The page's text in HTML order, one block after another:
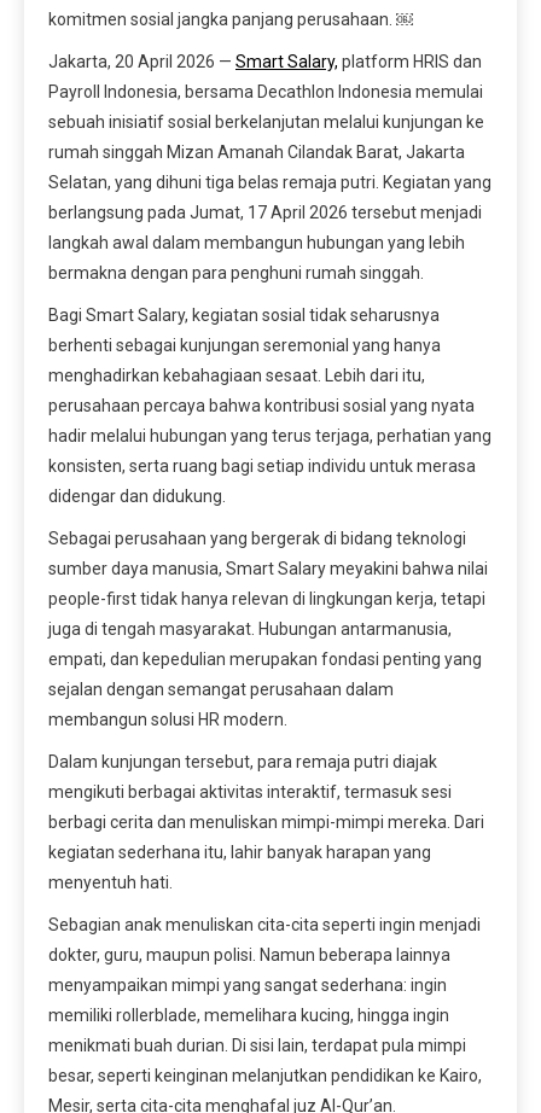
komitmen sosial jangka panjang perusahaan. ￼
Jakarta, 20 April 2026 — Smart Salary, platform HRIS dan
Payroll Indonesia, bersama Decathlon Indonesia memulai
sebuah inisiatif sosial berkelanjutan melalui kunjungan ke
rumah singgah Mizan Amanah Cilandak Barat, Jakarta
Selatan, yang dihuni tiga belas remaja putri. Kegiatan yang
berlangsung pada Jumat, 17 April 2026 tersebut menjadi
langkah awal dalam membangun hubungan yang lebih
bermakna dengan para penghuni rumah singgah.
Bagi Smart Salary, kegiatan sosial tidak seharusnya
berhenti sebagai kunjungan seremonial yang hanya
menghadirkan kebahagiaan sesaat. Lebih dari itu,
perusahaan percaya bahwa kontribusi sosial yang nyata
hadir melalui hubungan yang terus terjaga, perhatian yang
konsisten, serta ruang bagi setiap individu untuk merasa
didengar dan didukung.
Sebagai perusahaan yang bergerak di bidang teknologi
sumber daya manusia, Smart Salary meyakini bahwa nilai
people-first tidak hanya relevan di lingkungan kerja, tetapi
juga di tengah masyarakat. Hubungan antarmanusia,
empati, dan kepedulian merupakan fondasi penting yang
sejalan dengan semangat perusahaan dalam
membangun solusi HR modern.
Dalam kunjungan tersebut, para remaja putri diajak
mengikuti berbagai aktivitas interaktif, termasuk sesi
berbagi cerita dan menuliskan mimpi-mimpi mereka. Dari
kegiatan sederhana itu, lahir banyak harapan yang
menyentuh hati.
Sebagian anak menuliskan cita-cita seperti ingin menjadi
dokter, guru, maupun polisi. Namun beberapa lainnya
menyampaikan mimpi yang sangat sederhana: ingin
memiliki rollerblade, memelihara kucing, hingga ingin
menikmati buah durian. Di sisi lain, terdapat pula mimpi
besar, seperti keinginan melanjutkan pendidikan ke Kairo,
Mesir, serta cita-cita menghafal juz Al-Qur’an.